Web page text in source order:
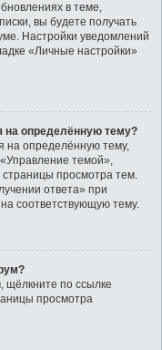
в теме,
вы будете получать
Настройки уведомлений
«Личные настройки»
на определённую тему?
на определённую тему,
темой»,
страницы просмотра тем.
ответа» при
соответствующую тему.
по ссылке
просмотра